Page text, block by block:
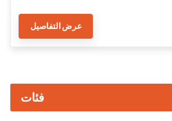
عرض التفاصيل
فئات